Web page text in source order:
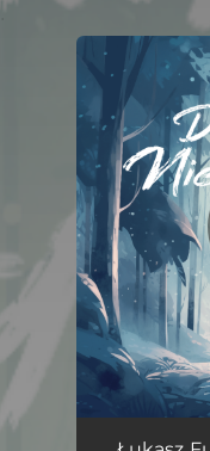
You're